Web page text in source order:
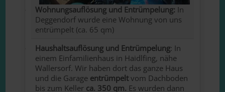
Wohnungsauflösung und Entrümpelung: In
Deggendorf wurde eine Wohnung von uns
entrümpelt (ca. 65 qm)
Haushaltsauflösung und Entrümpelung: In
einem Einfamilienhaus in Haidlfing, nähe
Wallersorf. Wir haben dort das ganze Haus
und die Garage entrümpeltvom Dachboden
bis zum Keller ca. 350 qm. Es wurden dann